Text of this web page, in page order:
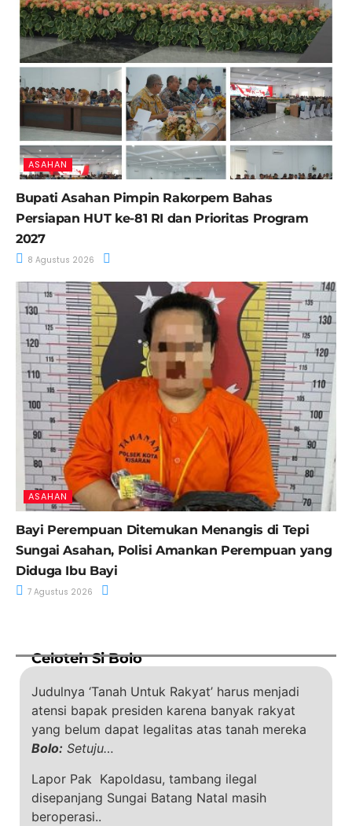
ASAHAN
Bupati Asahan Pimpin Rakorpem Bahas
Persiapan HUT ke-81 RI dan Prioritas Program
2027
8 Agustus 2026
ASAHAN
Bayi Perempuan Ditemukan Menangis di Tepi
Sungai Asahan, Polisi Amankan Perempuan yang
Diduga Ibu Bayi
7 Agustus 2026
Celoteh Si Bolo
Judulnya ‘Tanah Untuk Rakyat’ harus menjadi
atensi bapak presiden karena banyak rakyat
yang belum dapat legalitas atas tanah mereka
Bolo: Setuju…
Lapor Pak Kapoldasu, tambang ilegal
disepanjang Sungai Batang Natal masih
beroperasi..